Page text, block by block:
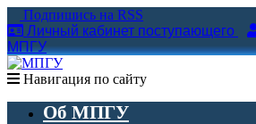
Подпишись на RSS
Личный кабинет поступающего
МПГУ
Навигация по сайту
Об МПГУ